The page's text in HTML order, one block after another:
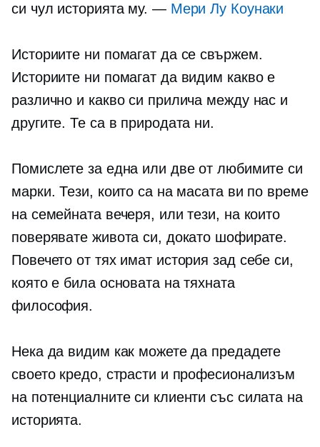
си чул историята му. — Мери Лу Коунаки
Историите ни помагат да се свържем.
Историите ни помагат да видим какво е
различно и какво си прилича между нас и
другите. Те са в природата ни.
Помислете за една или две от любимите си
марки. Тези, които са на масата ви по време
на семейната вечеря, или тези, на които
поверявате живота си, докато шофирате.
Повечето от тях имат история зад себе си,
която е била основата на тяхната
философия.
Нека да видим как можете да предадете
своето кредо, страсти и професионализъм
на потенциалните си клиенти със силата на
историята.